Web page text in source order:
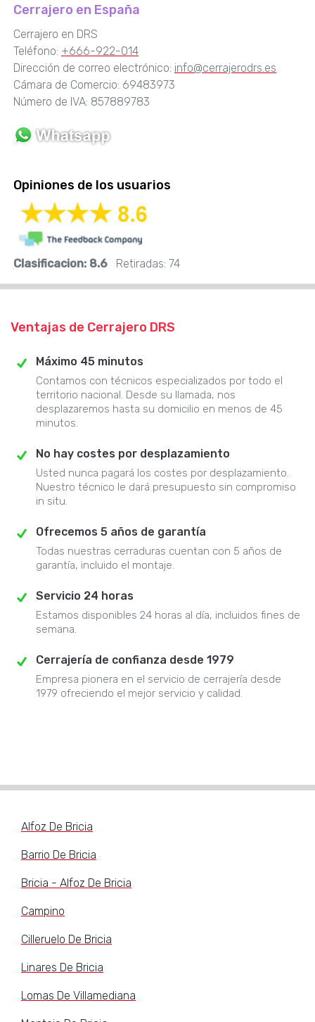
Cerrajero en España
Cerrajero en DRS
Teléfono: +666-922-014
Dirección de correo electrónico: info@cerrajerodrs.es
Cámara de Comercio: 69483973
Número de IVA: 857889783
Opiniones de los usuarios
Clasificacion: 8.6 Retiradas: 74
Ventajas de Cerrajero DRS
Máximo 45 minutos
Contamos con técnicos especializados por todo el
territorio nacional. Desde su llamada, nos
desplazaremos hasta su domicilio en menos de 45
minutos.
No hay costes por desplazamiento
Usted nunca pagará los costes por desplazamiento.
Nuestro técnico le dará presupuesto sin compromiso
in situ.
Ofrecemos 5 años de garantía
Todas nuestras cerraduras cuentan con 5 años de
garantía, incluido el montaje.
Servicio 24 horas
Estamos disponibles 24 horas al día, incluidos fines de
semana.
Cerrajería de confianza desde 1979
Empresa pionera en el servicio de cerrajería desde
1979 ofreciendo el mejor servicio y calidad.
Alfoz De Bricia
Barrio De Bricia
Bricia - Alfoz De Bricia
Campino
Cilleruelo De Bricia
Linares De Bricia
Lomas De Villamediana